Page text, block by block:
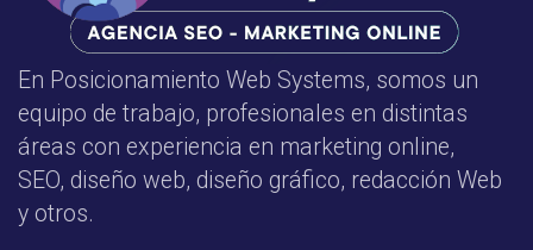
En Posicionamiento Web Systems, somos un
equipo de trabajo, profesionales en distintas
áreas con experiencia en marketing online,
SEO, diseño web, diseño gráfico, redacción Web
y otros.